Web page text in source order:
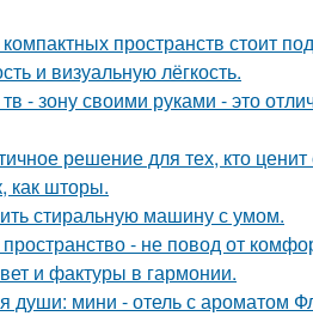
пространств стоит
и визуальную лёгкость.
тв - зону своими руками - это
решение для тех, кто
как шторы.
стиральную машину с умом.
- не повод от
и фактуры в гармонии.
души: мини - отель с ароматом